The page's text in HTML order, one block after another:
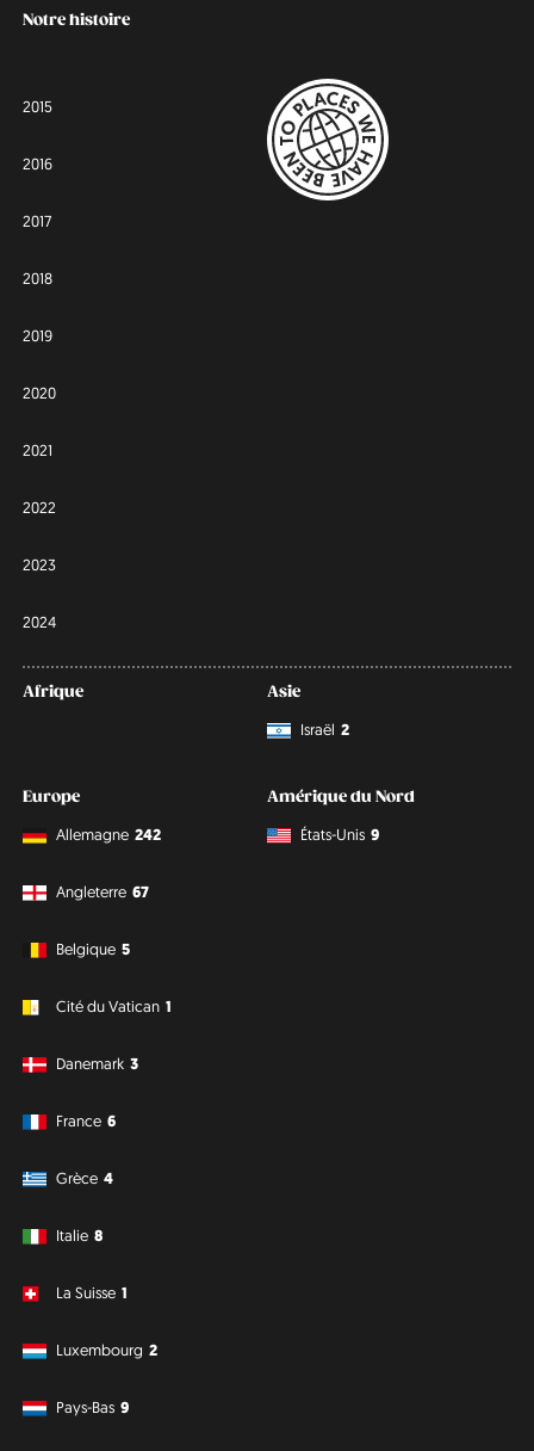
Notre histoire
2015
2016
2017
2018
2019
2020
2021
2022
2023
2024
Afrique
Asie
Israël 2
Europe
Allemagne 242
Angleterre 67
Belgique 5
Cité du Vatican 1
Danemark 3
France 6
Grèce 4
Italie 8
La Suisse 1
Luxembourg 2
Pays-Bas 9
Amérique du Nord
États-Unis 9